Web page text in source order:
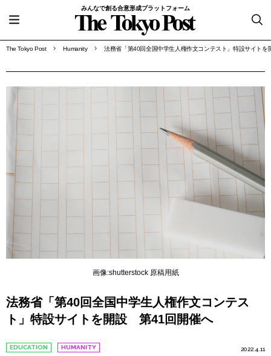
みんなで創る合意形成プラットフォーム
The Tokyo Post Humanity 法務省「第40回全国中学生人権作文コンテスト」特設サイ
画像:shutterstock 原稿用紙
法務省「第40回全国中学生人権作文コンテス
ト」特設サイトを開設 第41回開催へ
EDUCATION HUMANITY 2022.4.11